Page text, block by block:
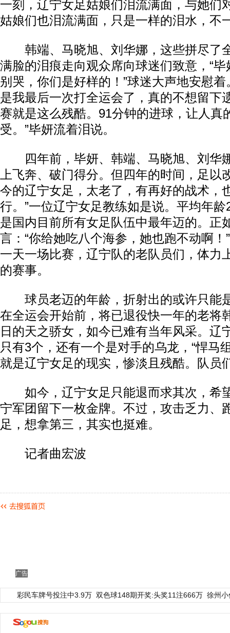
一刻，辽宁女足姑娘们泪流满面，与她们
姑娘们也泪流满面，只是一样的泪水，不
韩端、马晓旭、刘华娜，这些拼尽了
满脸的泪痕走向观众席向球迷们致意，“
别哭，你们是好样的！”球迷大声地安慰着
是我最后一次打全运会了，真的不想留下
赛就是这么残酷。91分钟的进球，让人真
受。”毕妍流着泪说。
四年前，毕妍、韩端、马晓旭、刘华
上飞奔、破门得分。但四年的时间，足以
今的辽宁女足，太老了，有再好的战术，
行。”一位辽宁女足教练如是说。平均年
是国内目前所有女足队伍中最年迈的。正
言：“你给她吃八个海参，她也跑不动啊！
一天一场比赛，辽宁队的老队员们，体力
的赛事。
球员老迈的年龄，折射出的或许只能
在全运会开始前，将已退役快一年的老将
日的天之骄女，如今已难有当年风采。辽
只有3个，还有一个是对手的乌龙，“悍
就是辽宁女足的现实，惨淡且残酷。队员
如今，辽宁女足只能退而求其次，希
宁军团留下一枚金牌。不过，攻击乏力、
足，想拿第三，其实也挺难。
记者曲宏波
广告
彩民车牌号投注中3.9万 双色球148期开奖:头奖11注666万 徐州